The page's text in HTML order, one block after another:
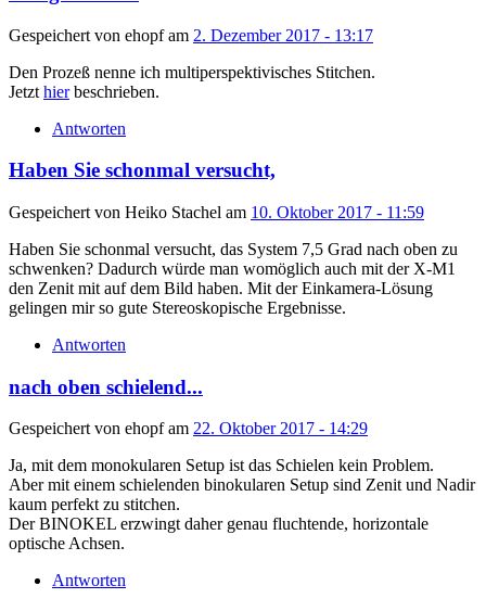
Gespeichert von ehopfam 2. Dezember 2017 - 13:17
Den Prozeß nenne ich multiperspektivisches Stitchen.
Jetzt hierbeschrieben.
Antworten
Haben Sie schonmal versucht,
Gespeichert von Heiko Stachel am 10. Oktober 2017 - 11:59
Haben Sie schonmal versucht, das System 7,5 Grad nach oben zu
schwenken? Dadurch würde man womöglich auch mit der X-M1
den Zenit mit auf dem Bild haben. Mit der Einkamera-Lösung
gelingen mir so gute Stereoskopische Ergebnisse.
Antworten
nach oben schielend...
Gespeichert von ehopfam 22. Oktober 2017 - 14:29
Ja, mit dem monokularen Setup ist das Schielen kein Problem.
Aber mit einem schielenden binokularen Setup sind Zenit und Nadir
kaum perfekt zu stitchen.
Der BINOKEL erzwingt daher genau fluchtende, horizontale
optische Achsen.
Antworten